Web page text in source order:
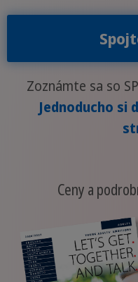
Zoznámte sa so
Jednoducho si
Ceny a